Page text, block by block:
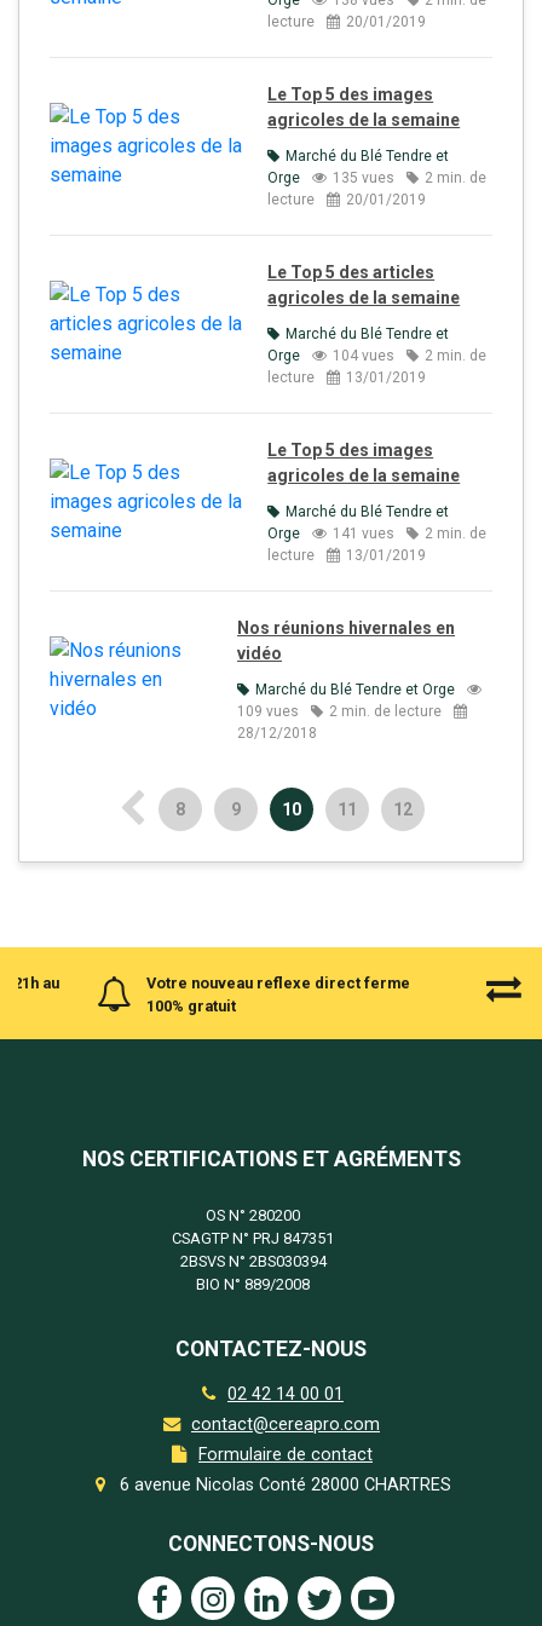
lecture
20/01/2019
Le Top 5 des images
agricoles de la semaine
Marché du Blé Tendre et
Orge
135 vues
2 min. de
lecture
20/01/2019
Le Top 5 des articles
agricoles de la semaine
Marché du Blé Tendre et
Orge
104 vues
2 min. de
lecture
13/01/2019
Le Top 5 des images
agricoles de la semaine
Marché du Blé Tendre et
Orge
141 vues
2 min. de
lecture
13/01/2019
Nos réunions hivernales en
vidéo
Marché du Blé Tendre et Orge
109 vues
2 min. de lecture
28/12/2018
8 9 10 11 12
21h au
Votre nouveau reflexe direct ferme
100% gratuit
NOS CERTIFICATIONS ET AGRÉMENTS
OS N° 280200
CSAGTP N° PRJ 847351
2BSVS N° 2BS030394
BIO N° 889/2008
CONTACTEZ-NOUS
02 42 14 00 01
contact@cereapro.com
Formulaire de contact
6 avenue Nicolas Conté 28000 CHARTRES
CONNECTONS-NOUS